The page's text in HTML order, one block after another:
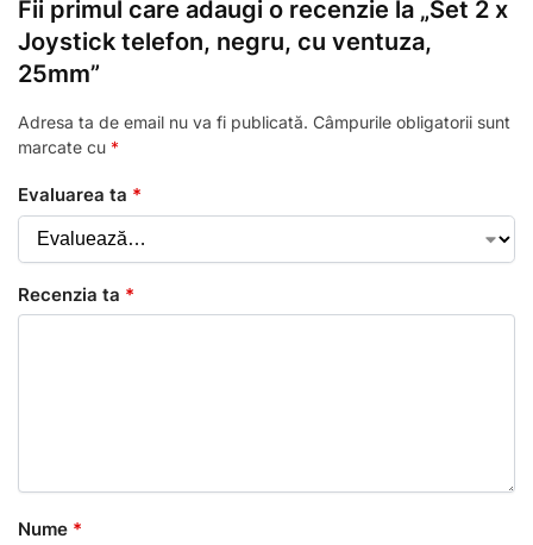
Fii primul care adaugi o recenzie la „Set 2 x
Joystick telefon, negru, cu ventuza,
25mm”
Adresa ta de email nu va fi publicată. Câmpurile obligatorii sunt
marcate cu *
Evaluarea ta *
Recenzia ta *
Nume *